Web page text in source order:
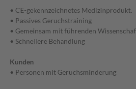
• CE-gekennzeichnetes Medizinprodukt.
• Passives Geruchstraining
• Gemeinsam mit führenden
• Schnellere Behandlung
Kunden
• Personen mit Geruchsminderung